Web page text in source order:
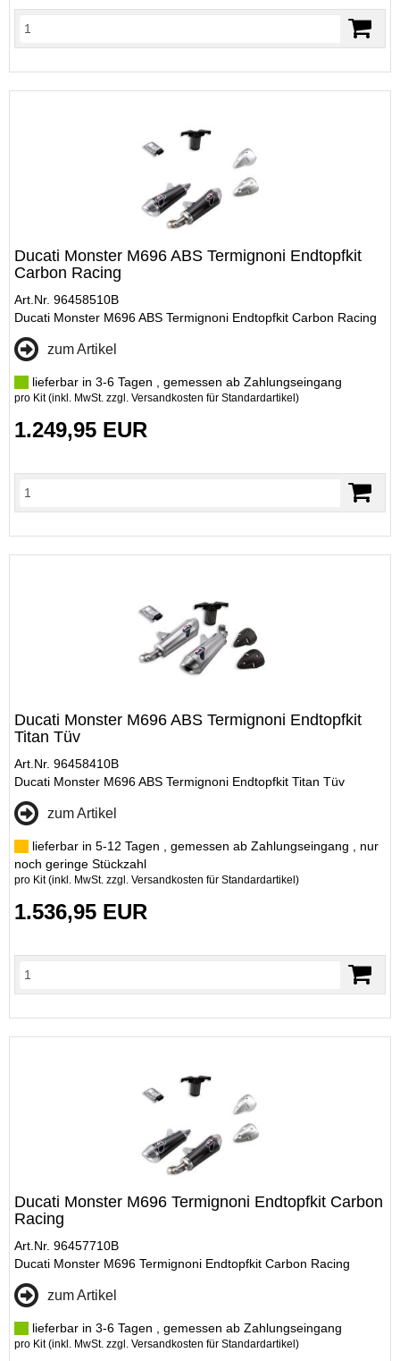
Ducati Monster M696 ABS Termignoni Endtopfkit
Carbon Racing
Art.Nr. 96458510B
Ducati Monster M696 ABS Termignoni Endtopfkit Carbon Racing
zum Artikel
lieferbar in 3-6 Tagen , gemessen ab Zahlungseingang
pro Kit (inkl. MwSt. zzgl. Versandkosten für Standardartikel)
1.249,95 EUR
Ducati Monster M696 ABS Termignoni Endtopfkit
Titan Tüv
Art.Nr. 96458410B
Ducati Monster M696 ABS Termignoni Endtopfkit Titan Tüv
zum Artikel
lieferbar in 5-12 Tagen , gemessen ab Zahlungseingang , nur
noch geringe Stückzahl
pro Kit (inkl. MwSt. zzgl. Versandkosten für Standardartikel)
1.536,95 EUR
Ducati Monster M696 Termignoni Endtopfkit Carbon
Racing
Art.Nr. 96457710B
Ducati Monster M696 Termignoni Endtopfkit Carbon Racing
zum Artikel
lieferbar in 3-6 Tagen , gemessen ab Zahlungseingang
pro Kit (inkl. MwSt. zzgl. Versandkosten für Standardartikel)